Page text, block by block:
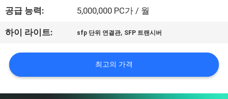
여
행
품
공급 능력: 5,000,000 PC가 / 월
하이 라이트: sfp 단위 연결관, SFP 트랜시버
최고의 가격